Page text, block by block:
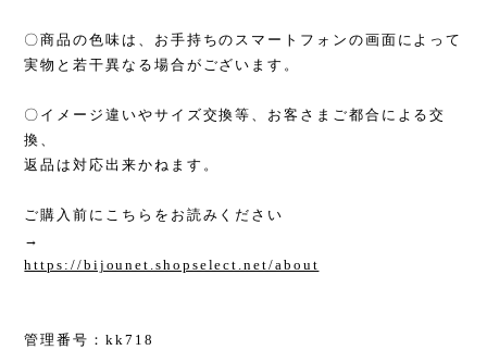
〇商品の色味は、お手持ちのスマートフォンの画面によって
実物と若干異なる場合がございます。
〇イメージ違いやサイズ交換等、お客さまご都合による交
換、
返品は対応出来かねます。
ご購入前にこちらをお読みください
→
https://bijounet.shopselect.net/about
管理番号：kk718